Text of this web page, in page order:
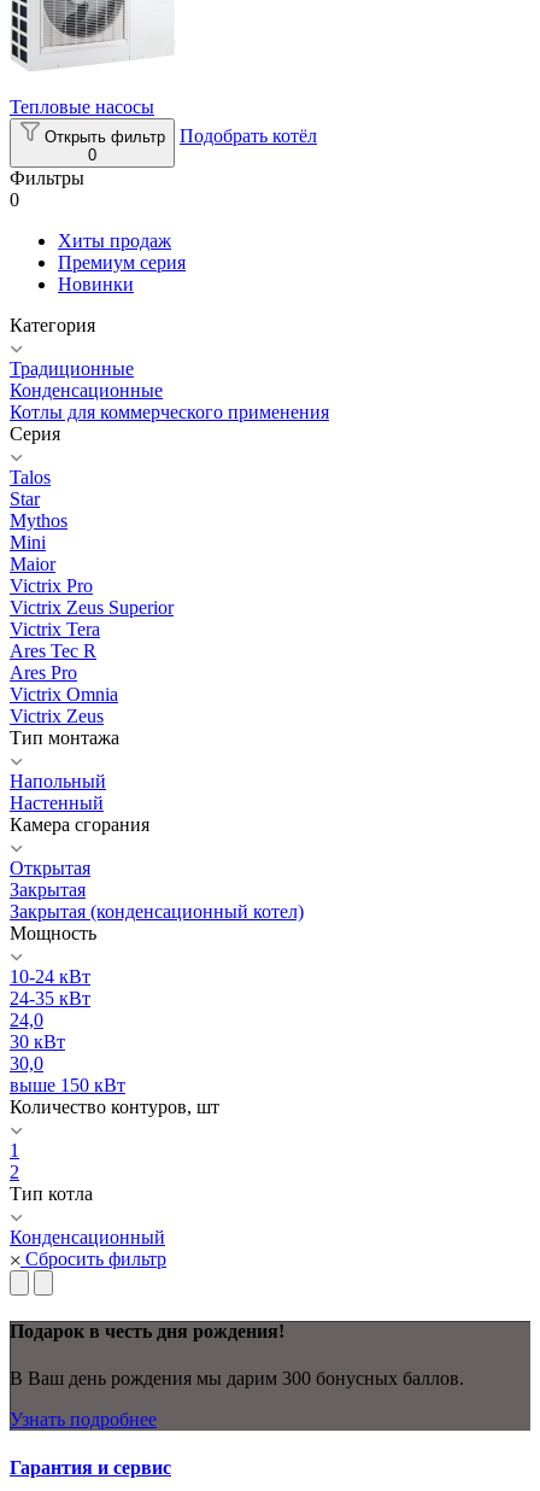
Тепловые насосы
Открыть фильтр
0
Подобрать котёл
Фильтры
0
Хиты продаж
Премиум серия
Новинки
Категория
Традиционные
Конденсационные
Котлы для коммерческого применения
Серия
Talos
Star
Mythos
Mini
Maior
Victrix Pro
Victrix Zeus Superior
Victrix Tera
Ares Tec R
Ares Pro
Victrix Omnia
Victrix Zeus
Тип монтажа
Напольный
Настенный
Камера сгорания
Открытая
Закрытая
Закрытая (конденсационный котел)
Мощность
10-24 кВт
24-35 кВт
24,0
30 кВт
30,0
выше 150 кВт
Количество контуров, шт
1
2
Тип котла
Конденсационный
Сбросить фильтр
Подарок в честь дня рождения!
В Ваш день рождения мы дарим 300 бонусных баллов.
Узнать подробнее
Гарантия и сервис